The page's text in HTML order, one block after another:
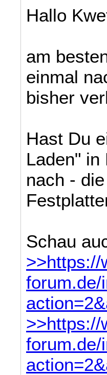
Hallo
am
einmal
bisher
Hast Du
Laden" in
nach -
Schau
>>https://
forum.de/
>>https://
forum.de/